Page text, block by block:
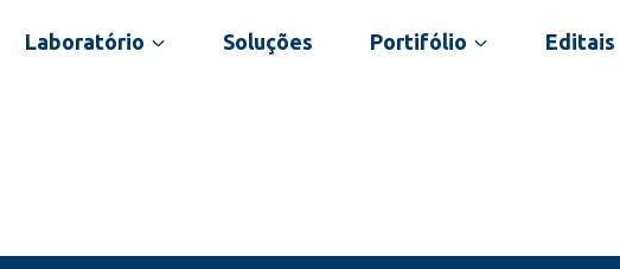
Laboratório Soluções Portifólio Editais